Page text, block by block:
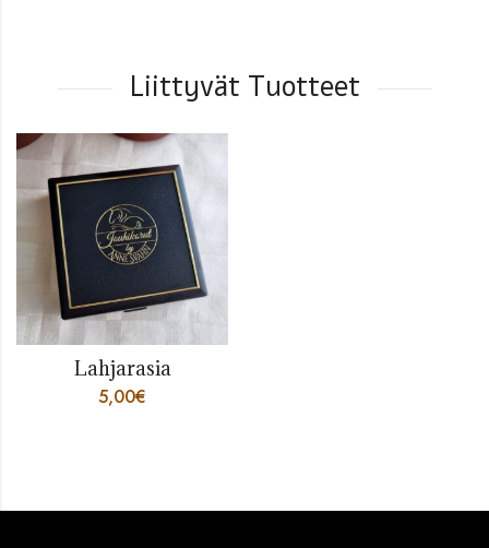
Liittyvät Tuotteet
Lahjarasia
5,00€